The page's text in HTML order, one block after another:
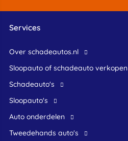
Services
Over schadeautos.nl
Sloopauto of schadeauto verkopen
Schadeauto's
Sloopauto's
Auto onderdelen
Tweedehands auto's